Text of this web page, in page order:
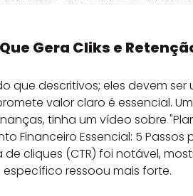
Gera Cliks e
que descritivos; eles devem ser
valor claro é essencial.
tinha um vídeo sobre
Financeiro Essencial: 5 Passos
de cliques (CTR) foi notável,
ressoou mais forte.